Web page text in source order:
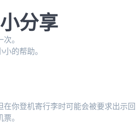
分享
。
的帮助。
你登机寄行李时可能会被要求出示回
。